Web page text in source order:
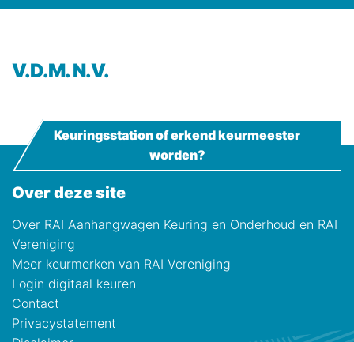
V.D.M. N.V.
Over deze site
Over RAI Aanhangwagen Keuring en Onderhoud en RAI
Vereniging
Meer keurmerken van RAI Vereniging
Login digitaal keuren
Contact
Privacystatement
Keuringsstation of erkend keurmeester
worden?